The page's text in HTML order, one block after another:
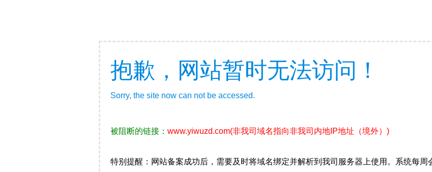
抱歉，网站暂时无法访问！
Sorry, the site now can not be accessed.
被阻断的链接： www.yiwuzd.com(非我司域名指向非我司内地IP地址（境外）)
特别提醒：网站备案成功后，需要及时将域名绑定并解析到我司服务器上使用。系统每